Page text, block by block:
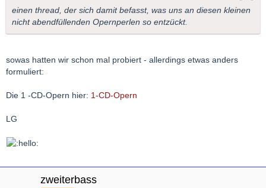
einen thread, der sich damit befasst, was uns an diesen kleinen
nicht abendfüllenden Opernperlen so entzückt.
sowas hatten wir schon mal probiert - allerdings etwas anders
formuliert:
Die 1 -CD-Opern hier: 1-CD-Opern
LG
zweiterbass